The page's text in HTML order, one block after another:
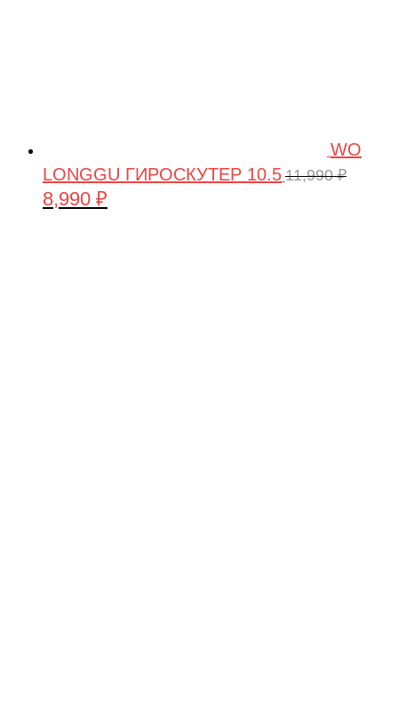
WO
LONGGU ГИРОСКУТЕР 10.5 11,990₽
Первоначальная
8,990 ₽